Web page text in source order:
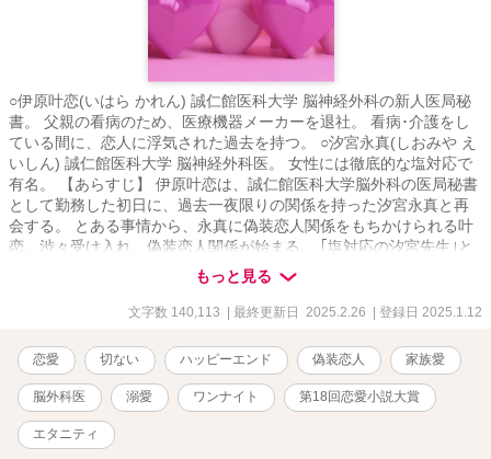
○伊原叶恋(いはら かれん) 誠仁館医科大学 脳神経外科の新人医局秘
書。 父親の看病のため、医療機器メーカーを退社。 看病･介護をし
ている間に、恋人に浮気された過去を持つ。 ○汐宮永真(しおみや え
いしん) 誠仁館医科大学 脳神経外科医。 女性には徹底的な塩対応で
有名。 【あらすじ】 伊原叶恋は、誠仁館医科大学脳外科の医局秘書
として勤務した初日に、過去一夜限りの関係を持った汐宮永真と再
会する。 とある事情から、永真に偽装恋人関係をもちかけられる叶
恋。渋々受け入れ、偽装恋人関係が始まる。 ｢塩対応の汐宮先生｣と
呼ばれる永真だが、叶恋にだけは甘く、大人の包容力で包み込む。
そして叶恋も次第に強く惹かれるように……。 （この人はどうして
もいつも私が大切にしているものを、 同じように大切にしてくれる
まう） 少し切なくて、ほっこり出来るラブストーリーです。
もっと見る
文字数 140,113 | 最終更新日 2025.2.26 | 登録日 2025.1.12
恋愛 切ない ハッピーエンド 偽装恋人 家族愛
脳外科医 溺愛 ワンナイト 第18回恋愛小説大賞
エタニティ